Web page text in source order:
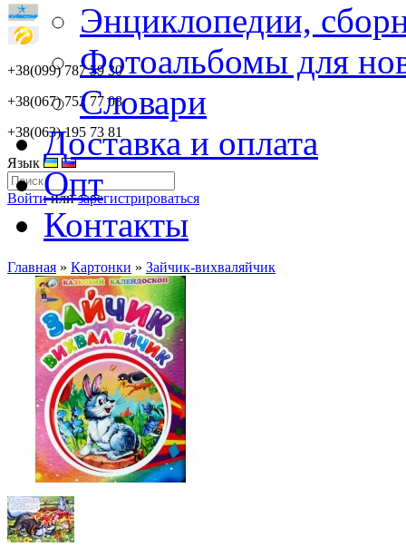
+38(099) 787 59 30
+38(067) 752 77 08
+38(063) 195 73 81
Язык
Войтиилизарегистрироваться
Энциклопедии,
Фотоальбомы для
Словари
Доставка и оплата
Опт
Контакты
Главная » Картонки » Зайчик-вихваляйчик